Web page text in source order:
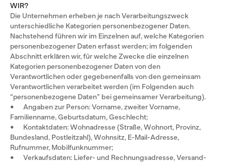
WIR?
Die Unternehmen erheben je nach Verarbeitungszweck
unterschiedliche Kategorien personenbezogener Daten.
Nachstehend führen wir im Einzelnen auf, welche Kategorien
personenbezogener Daten erfasst werden; im folgenden
Abschnitt erklären wir, für welche Zwecke die einzelnen
Kategorien personenbezogener Daten von den
Verantwortlichen oder gegebenenfalls von den gemeinsam
Verantwortlichen verarbeitet werden (im Folgenden auch
“personenbezogene Daten” bei gemeinsamer Verarbeitung).
• Angaben zur Person: Vorname, zweiter Vorname,
Familienname, Geburtsdatum, Geschlecht;
• Kontaktdaten: Wohnadresse (Straße, Wohnort, Provinz,
Bundesland, Postleitzahl), Wohnsitz, E-Mail-Adresse,
Rufnummer, Mobilfunknummer;
• Verkaufsdaten: Liefer- und Rechnungsadresse, Versand-